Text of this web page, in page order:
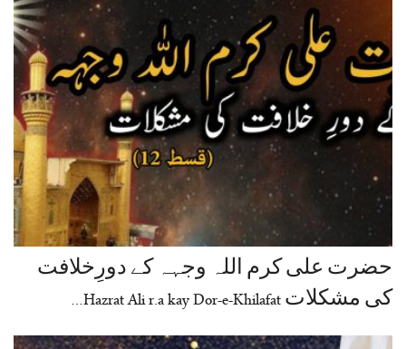
حضرت علی کرم اللہ وجہہ کے دورِخلافت
کی مشکلات Hazrat Ali r.a kay Dor-e-Khilafat…